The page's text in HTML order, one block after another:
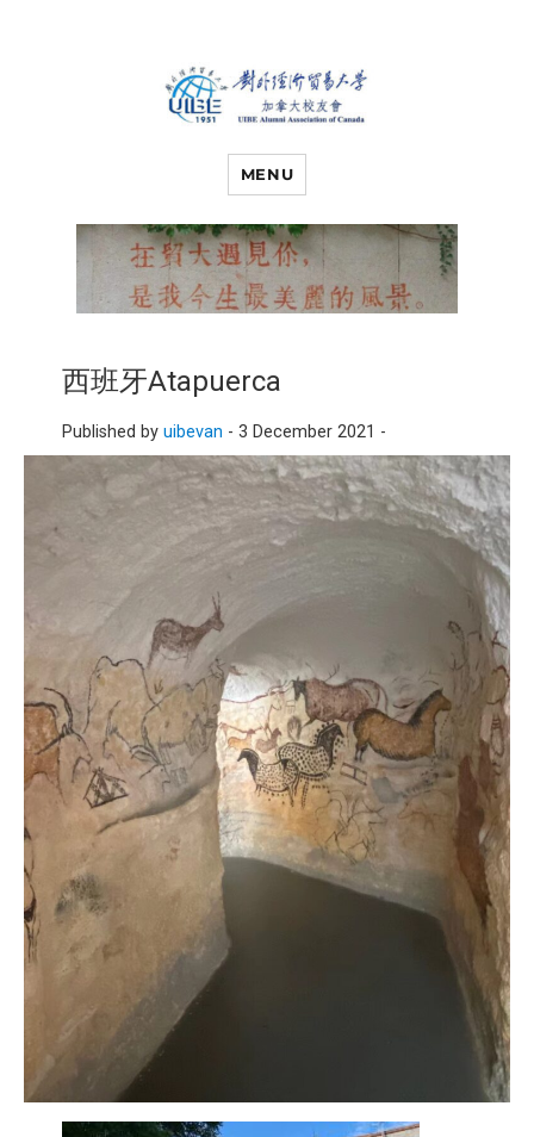
对外经济贸易
大学加拿大校
友会
MENU
西班牙Atapuerca
Published by uibevan - 3 December 2021 -